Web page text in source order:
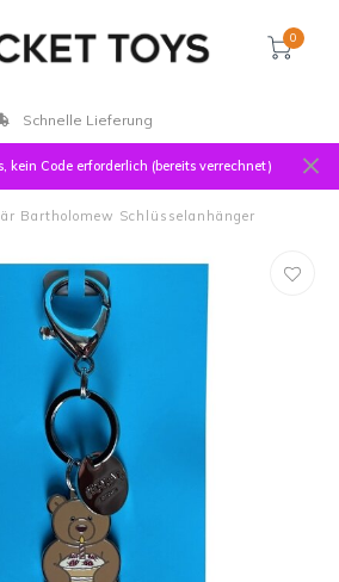
0
Schnelle Lieferung
kein Code erforderlich (bereits verrechnet)
Bartholomew Schlüsselanhänger